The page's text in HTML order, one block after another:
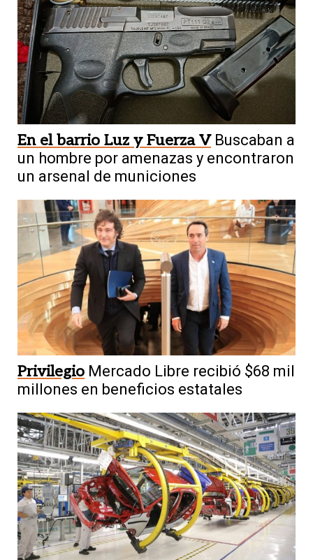
En el barrio Luz y Fuerza V Buscaban a
un hombre por amenazas y encontraron
un arsenal de municiones
Privilegio Mercado Libre recibió $68 mil
millones en beneficios estatales